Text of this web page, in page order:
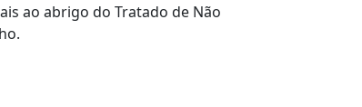
ao abrigo do Tratado de Não